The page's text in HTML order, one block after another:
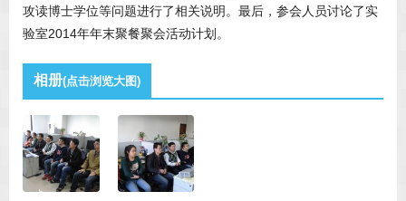
攻读博士学位等问题进行了相关说明。最后，参会人员讨论了实
验室2014年年末聚餐聚会活动计划。
相册(点击浏览大图)